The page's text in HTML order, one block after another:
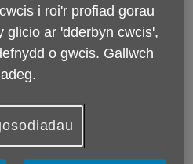
Mwy o gysylltiadau
chi gysylltu â
a Môn
i roi'r profiad gorau
glicio ar 'dderbyn cwcis',
o gwcis. Gallwch